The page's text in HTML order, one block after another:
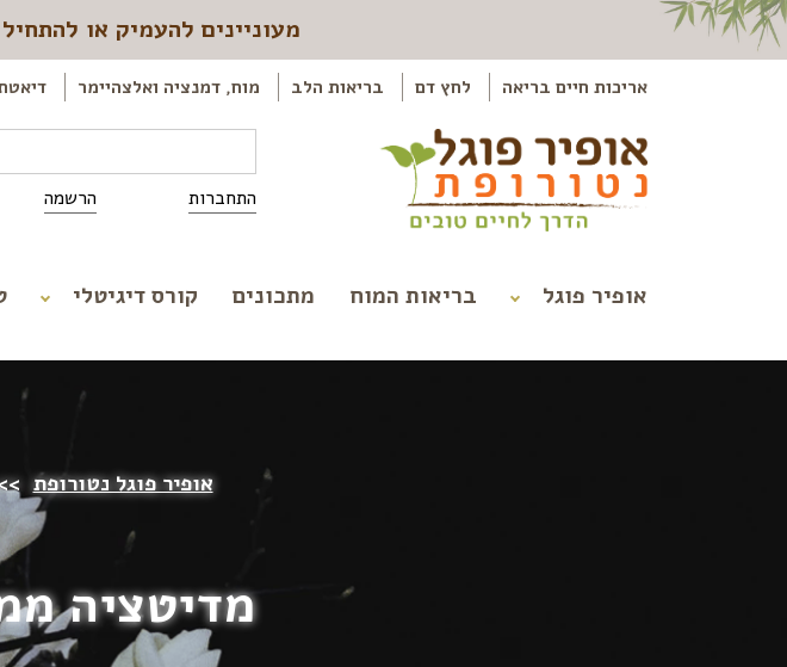
מעוניינים להעמיק או
אריכות חיים בריאה לחץ דם בריאות הלב מוח, דמנציה ואלצהיימר
התחברות הרשמה
אופיר פוגל בריאות המוח מתכונים קורס דיגיטלי
אופיר פוגל נטורופת
מדיטציה